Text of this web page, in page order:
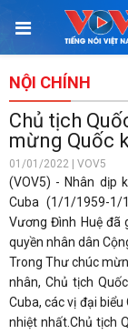
NỘI CHÍNH
Chủ tịch
mừng Quốc
01/01/2022 | VOV5
(VOV5) - Nhân dịp
Cuba (1/1/1959-1/
Vương Đình Huệ đã
quyền nhân dân
Trong Thư chúc
nhân, Chủ tịch
Cuba, các vị đại
nhiệt nhất.Chủ tịch